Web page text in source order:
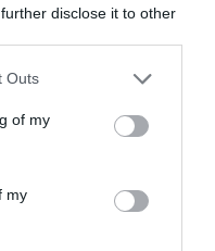
disclose it to other
Outs
of my
my
Turquie),
Henri Bedimo
Belgique), Raoul Loé
(Monaco, France),